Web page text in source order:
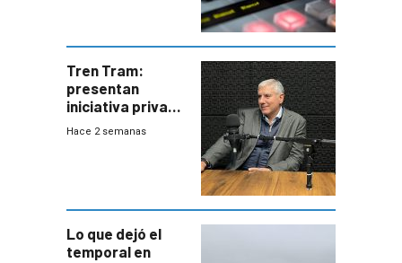
Tren Tram:
presentan
iniciativa privada
para una red de
Hace 2 semanas
Lo que dejó el
temporal en